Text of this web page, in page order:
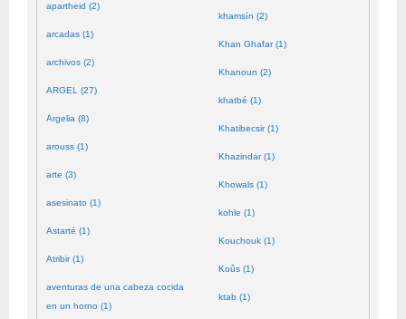
apartheid (2)
arcadas (1)
archivos (2)
ARGEL (27)
Argelia (8)
arouss (1)
arte (3)
asesinato (1)
Astarté (1)
Atribir (1)
aventuras de una cabeza cocida
en un horno (1)
khamsín (2)
Khan Ghafar (1)
Khanoun (2)
khatbé (1)
Khatibecsir (1)
Khazindar (1)
Khowals (1)
kohle (1)
Kouchouk (1)
Koûs (1)
ktab (1)